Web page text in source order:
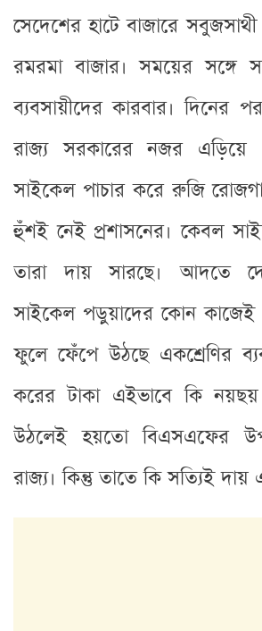
সেদেশের হাটে বাজারে
রমরমা বাজার। সময়ের সঙ্গে
ব্যবসায়ীদের কারবার। দিনের
রাজ্য সরকারের নজর এড়িয়ে
সাইকেল পাচার করে রুজি
হুঁশই নেই প্রশাসনের। কেবল
তারা দায় সারছে। আদতে
সাইকেল পড়ুয়াদের কোন কাজেই
ফুলে ফেঁপে উঠছে একশ্রেণির
করের টাকা এইভাবে কি নয়ছয়
উঠলেই হয়তো বিএসএফের
রাজ্য। কিন্তু তাতে কি সত্যিই দায়